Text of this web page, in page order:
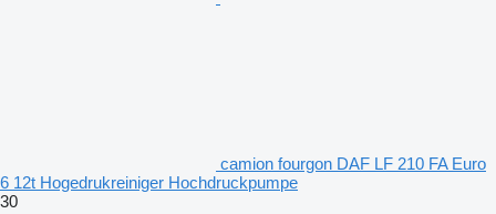
camion fourgon DAF LF 210 FA Euro
6 12t Hogedrukreiniger Hochdruckpumpe
30